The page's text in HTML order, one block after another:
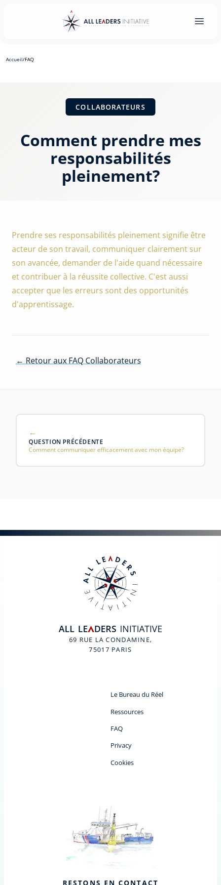
Accueil/FAQ
COLLABORATEURS
Comment prendre mes
responsabilités
pleinement?
Prendre ses responsabilités pleinement signifie être
acteur de son travail, communiquer clairement sur
son avancée, demander de l'aide quand nécessaire
et contribuer à la réussite collective. C'est aussi
accepter que les erreurs sont des opportunités
d'apprentissage.
← Retour aux FAQ Collaborateurs
QUESTION PRÉCÉDENTE
Comment communiquer efficacement avec mon équipe?
ALL LEADERS INITIATIVE
69 RUE LA CONDAMINE,
75017 PARIS
Le Bureau du Réel
Ressources
FAQ
Privacy
Cookies
RESTONS EN CONTACT